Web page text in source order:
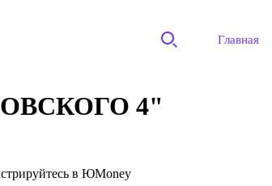
Главная
4"
в ЮMoney